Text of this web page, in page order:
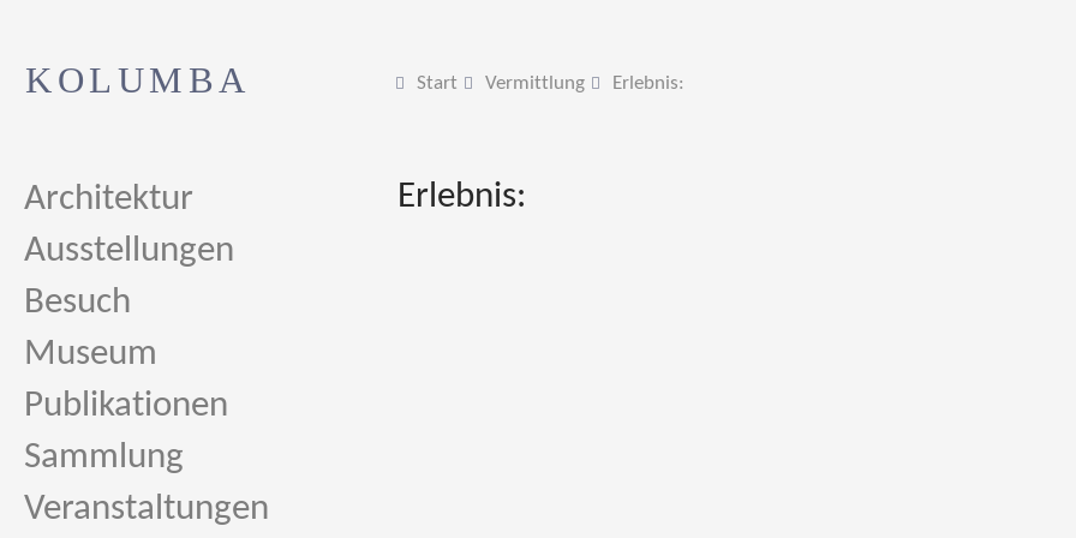
KOLUMBA Start Vermittlung Erlebnis:
Architektur
Ausstellungen
Besuch
Museum
Publikationen
Sammlung
Veranstaltungen
Erlebnis: